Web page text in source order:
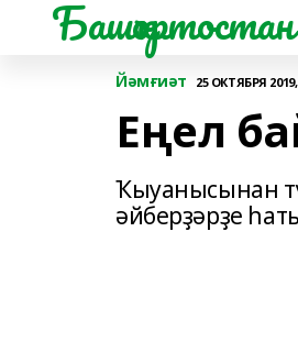
Башҡортостан
Йәмғиәт 25 ОКТЯБРЯ 2019,
Еңел
Ҡыуанысынан
әйберҙәрҙе